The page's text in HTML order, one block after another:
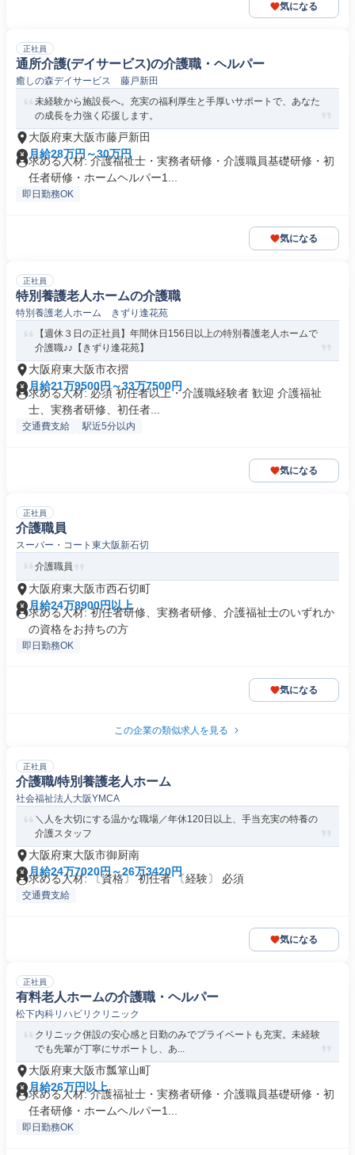
気になる
正社員
通所介護(デイサービス)の介護職・ヘルパー
癒しの森デイサービス 藤戸新田
未経験から施設長へ。充実の福利厚生と手厚いサポートで、あなた
の成長を力強く応援します。
大阪府東大阪市藤戸新田
月給28万円～30万円
求める人材: 介護福祉士・実務者研修・介護職員基礎研修・初
任者研修・ホームヘルパー1...
即日勤務OK
気になる
正社員
特別養護老人ホームの介護職
特別養護老人ホーム きずり逢花苑
【週休３日の正社員】年間休日156日以上の特別養護老人ホームで
介護職♪♪【きずり逢花苑】
大阪府東大阪市衣摺
月給21万9500円～33万7500円
求める人材: 必須 初任者以上・介護職経験者 歓迎 介護福祉
士、実務者研修、初任者...
交通費支給 駅近5分以内
気になる
正社員
介護職員
スーパー・コート東大阪新石切
介護職員
大阪府東大阪市西石切町
月給24万8900円以上
求める人材: 初任者研修、実務者研修、介護福祉士のいずれか
の資格をお持ちの方
即日勤務OK
気になる
この企業の類似求人を見る
正社員
介護職/特別養護老人ホーム
社会福祉法人大阪YMCA
＼人を大切にする温かな職場／年休120日以上、手当充実の特養の
介護スタッフ
大阪府東大阪市御厨南
月給24万7020円～26万3420円
求める人材: 〔資格〕 初任者 〔経験〕 必須
交通費支給
気になる
正社員
有料老人ホームの介護職・ヘルパー
松下内科リハビリクリニック
クリニック併設の安心感と日勤のみでプライベートも充実。未経験
でも先輩が丁寧にサポートし、あ...
大阪府東大阪市瓢箪山町
月給26万円以上
求める人材: 介護福祉士・実務者研修・介護職員基礎研修・初
任者研修・ホームヘルパー1...
即日勤務OK